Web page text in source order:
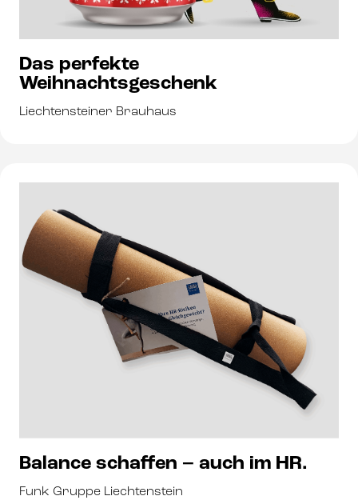
Das perfekte
Weihnachtsgeschenk
Liechtensteiner Brauhaus
Balance schaffen – auch im HR.
Funk Gruppe Liechtenstein